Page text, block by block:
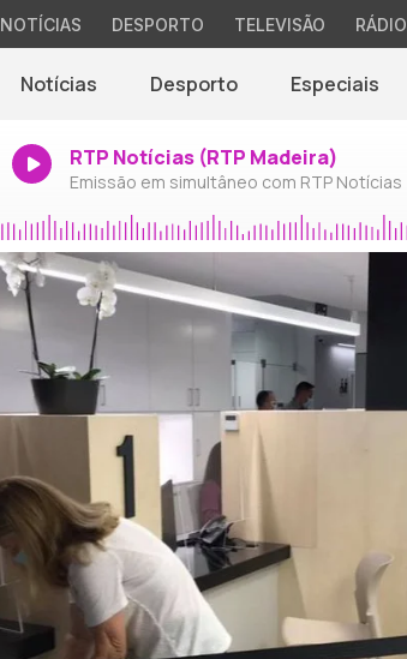
NOTÍCIAS DESPORTO TELEVISÃO RÁDIO
Notícias Desporto Especiais
RTP Notícias (RTP Madeira)
Emissão em simultâneo com RTP Notícias